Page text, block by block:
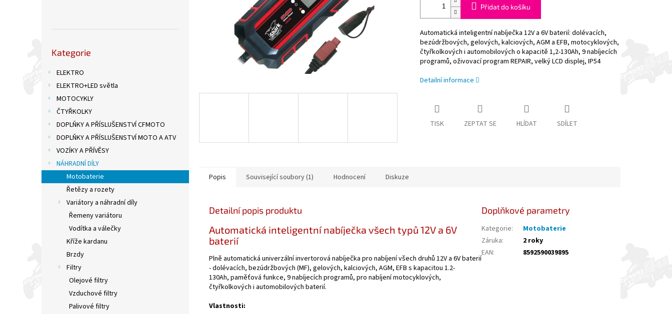
kategorie
Kategorie
ELEKTRO
ELEKTRO+LED světla
MOTOCYKLY
ČTYŘKOLKY
DOPLŇKY A PŘÍSLUŠENSTVÍ CFMOTO
DOPLŇKY A PŘÍSLUŠENSTVÍ MOTO A ATV
VOZÍKY A PŘÍVĚSY
NÁHRADNÍ DÍLY
Motobaterie
Řetězy a rozety
Variátory a náhradní díly
Řemeny variátoru
Vodítka a válečky
Kříže kardanu
Brzdy
Filtry
Olejové filtry
Vzduchové filtry
Palivové filtry
Přidat do košíku
Automatická inteligentní nabíječka 12V a 6V baterií: dolévacích,
bezúdržbových, gelových, kalciových, AGM a EFB, motocyklových,
čtyřkolkových i automobilových o kapacitě 1,2-130Ah, 9 nabíjecích
programů, oživovací program REPAIR, velký LCD displej, IP54
Detailní informace
TISK ZEPTAT SE HLÍDAT SDÍLET
Popis Související soubory (1) Hodnocení Diskuze
Detailní popis produktu
Automatická inteligentní nabíječka všech typů 12V a 6V
baterií
Plně automatická univerzální invertorová nabíječka pro nabíjení všech druhů 12V a 6V baterií
- dolévacích, bezúdržbových (MF), gelových, kalciových, AGM, EFB s kapacitou 1.2-
130Ah, paměťová funkce, 9 nabíjecích programů, pro nabíjení motocyklových,
čtyřkolkových i automobilových baterií.
Vlastnosti:
Doplňkové parametry
Kategorie:
Motobaterie
Záruka:
2 roky
EAN: 8592590039895